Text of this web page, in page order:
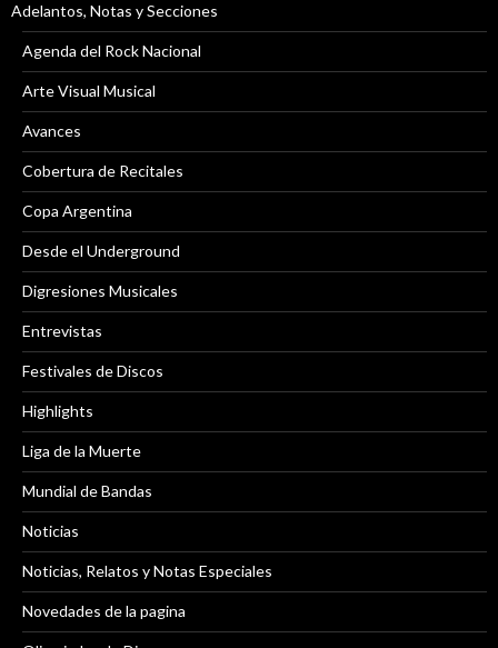
Adelantos, Notas y Secciones
Agenda del Rock Nacional
Arte Visual Musical
Avances
Cobertura de Recitales
Copa Argentina
Desde el Underground
Digresiones Musicales
Entrevistas
Festivales de Discos
Highlights
Liga de la Muerte
Mundial de Bandas
Noticias
Noticias, Relatos y Notas Especiales
Novedades de la pagina